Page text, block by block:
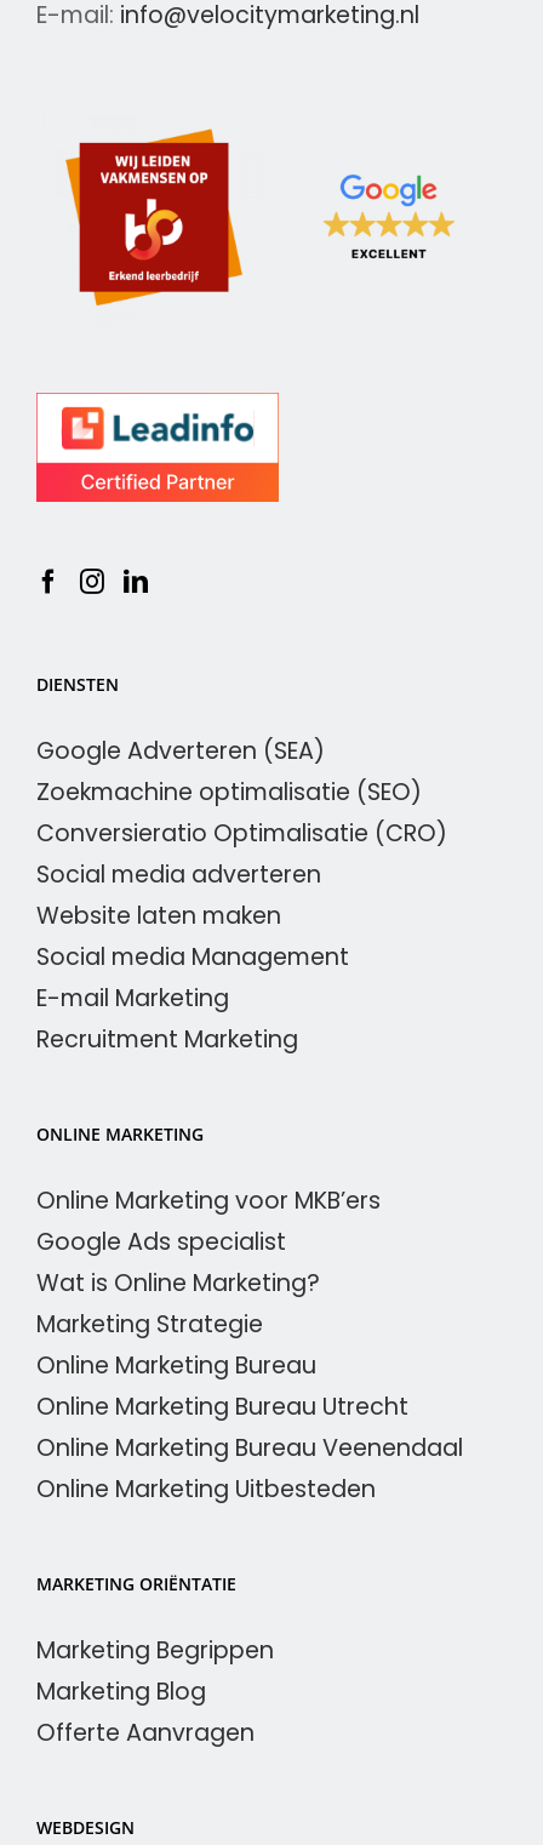
E-mail: info@velocitymarketing.nl
DIENSTEN
Google Adverteren (SEA)
Zoekmachine optimalisatie (SEO)
Conversieratio Optimalisatie (CRO)
Social media adverteren
Website laten maken
Social media Management
E-mail Marketing
Recruitment Marketing
ONLINE MARKETING
Online Marketing voor MKB’ers
Google Ads specialist
Wat is Online Marketing?
Marketing Strategie
Online Marketing Bureau
Online Marketing Bureau Utrecht
Online Marketing Bureau Veenendaal
Online Marketing Uitbesteden
MARKETING ORIËNTATIE
Marketing Begrippen
Marketing Blog
Offerte Aanvragen
WEBDESIGN